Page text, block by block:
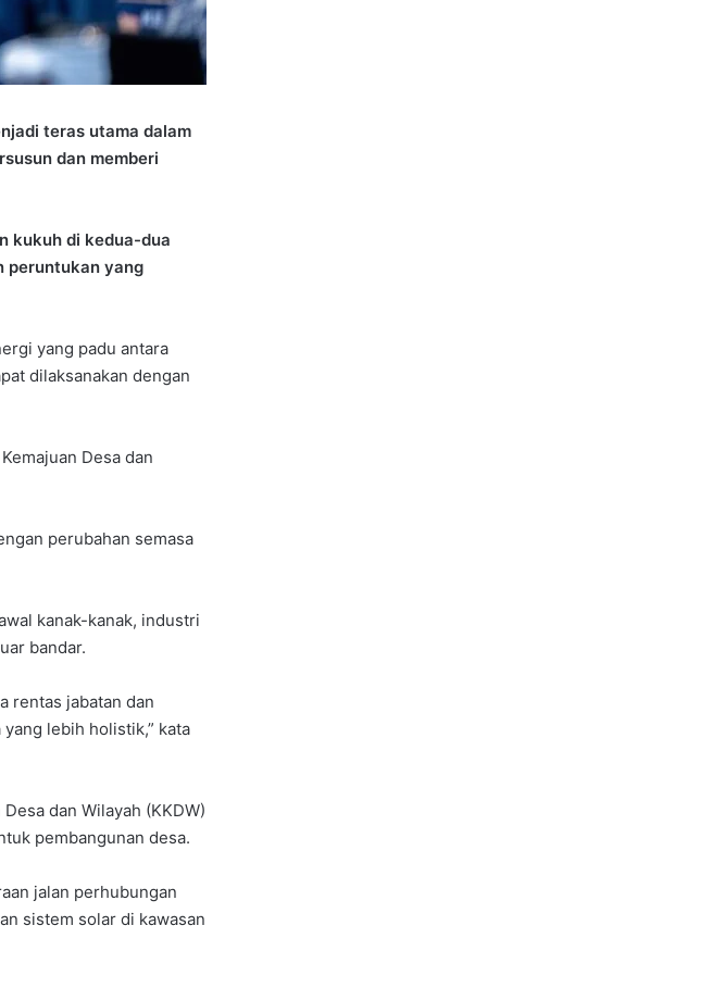
teras utama dalam
dan memberi
kukuh di kedua-dua
peruntukan yang
yang padu antara
dilaksanakan dengan
Desa dan
perubahan semasa
kanak-kanak, industri
bandar.
rentas jabatan dan
lebih holistik,” kata
dan Wilayah (KKDW)
pembangunan desa.
jalan perhubungan
sistem solar di kawasan